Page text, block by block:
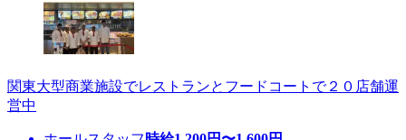
関東大型商業施設でレストランとフードコートで２０店舗運
営中